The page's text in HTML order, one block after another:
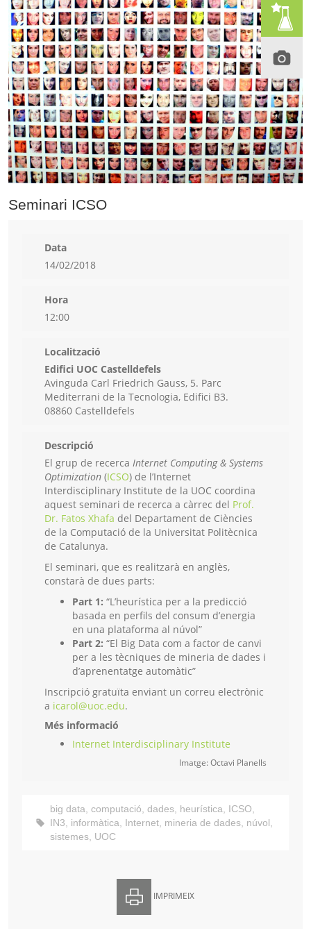
Seminari ICSO
Data
14/02/2018
Hora
12:00
Localització
Edifici UOC Castelldefels
Avinguda Carl Friedrich Gauss, 5. Parc
Mediterrani de la Tecnologia, Edifici B3.
08860 Castelldefels
Descripció
El grup de recerca Internet Computing & Systems
Optimization (ICSO) de l’Internet
Interdisciplinary Institute de la UOC coordina
aquest seminari de recerca a càrrec del Prof.
Dr. Fatos Xhafa del Departament de Ciències
de la Computació de la Universitat Politècnica
de Catalunya.
El seminari, que es realitzarà en anglès,
constarà de dues parts:
Part 1: “L’heurística per a la predicció
basada en perfils del consum d’energia
en una plataforma al núvol”
Part 2: “El Big Data com a factor de canvi
per a les tècniques de mineria de dades i
d’aprenentatge automàtic”
Inscripció gratuïta enviant un correu electrònic
a icarol@uoc.edu.
Més informació
Internet Interdisciplinary Institute
Imatge: Octavi Planells
big data, computació, dades, heurística, ICSO,
IN3, informàtica, Internet, mineria de dades, núvol,
sistemes, UOC
IMPRIMEIX